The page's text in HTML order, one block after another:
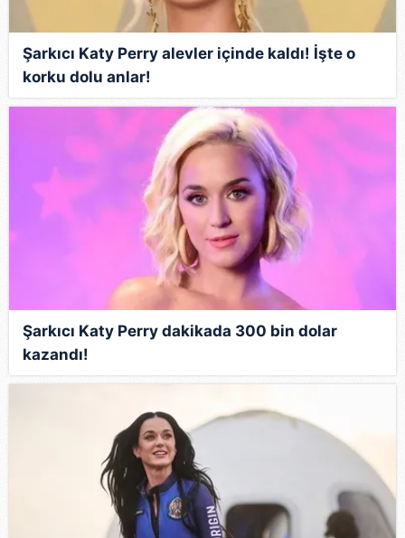
Şarkıcı Katy Perry alevler içinde kaldı! İşte o
korku dolu anlar!
Şarkıcı Katy Perry dakikada 300 bin dolar
kazandı!